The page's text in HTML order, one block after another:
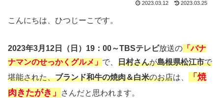
2023.03.12 2023.03.25
こんにちは、ひつじーこです。
2023年3月12日（日）19：00～TBSテレビ放送の 「バナ
ナマンのせっかくグルメ」 で、 日村さんが島根県松江市で
堪能された、ブランド和牛の焼肉＆白米のお店は、
「焼
肉きたがき」
さんだと思われます。